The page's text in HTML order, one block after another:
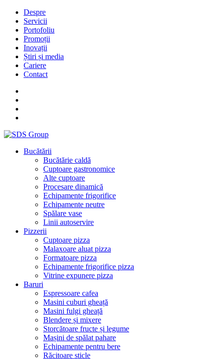
Despre
Servicii
Portofoliu
Promoții
Inovații
Știri și media
Cariere
Contact
Bucătării
Bucătărie caldă
Cuptoare gastronomice
Alte cuptoare
Procesare dinamică
Echipamente frigorifice
Echipamente neutre
Spălare vase
Linii autoservire
Pizzerii
Cuptoare pizza
Malaxoare aluat pizza
Formatoare pizza
Echipamente frigorifice pizza
Vitrine expunere pizza
Baruri
Espressoare cafea
Masini cuburi gheață
Masini fulgi gheață
Blendere și mixere
Storcătoare fructe și legume
Mașini de spălat pahare
Echipamente pentru bere
Răcitoare sticle